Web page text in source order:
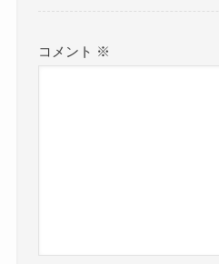
コメント ※